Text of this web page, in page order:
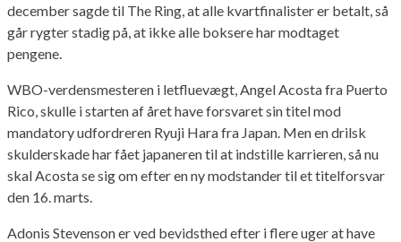
december sagde til The Ring, at alle kvartfinalister er betalt, så
går rygter stadig på, at ikke alle boksere har modtaget
pengene.
WBO-verdensmesteren i letfluevægt, Angel Acosta fra Puerto
Rico, skulle i starten af året have forsvaret sin titel mod
mandatory udfordreren Ryuji Hara fra Japan. Men en drilsk
skulderskade har fået japaneren til at indstille karrieren, så nu
skal Acosta se sig om efter en ny modstander til et titelforsvar
den 16. marts.
Adonis Stevenson er ved bevidsthed efter i flere uger at have